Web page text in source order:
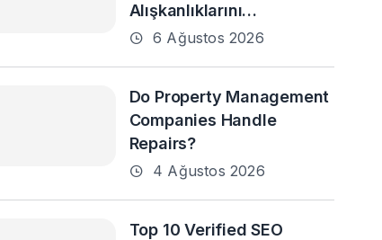
Alışkanlıklarını
Destekleyebilir mi?
6 Ağustos 2026
Do Property Management
Companies Handle
Repairs?
4 Ağustos 2026
Top 10 Verified SEO